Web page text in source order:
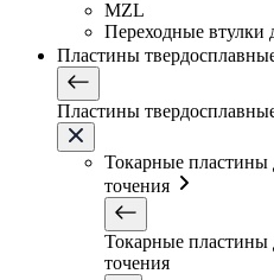
MZL
Переходные втулки
Пластины
Пластины
Токарные пластины
точения
Токарные пластины
точения